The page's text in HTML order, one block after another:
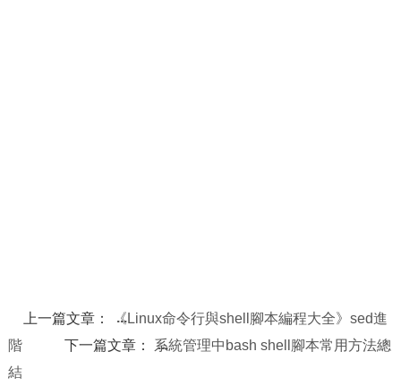
上一篇文章：
《Linux命令行與shell腳本編程大全》sed進
階
下一篇文章： 系統管理中bash shell腳本常用方法總
結